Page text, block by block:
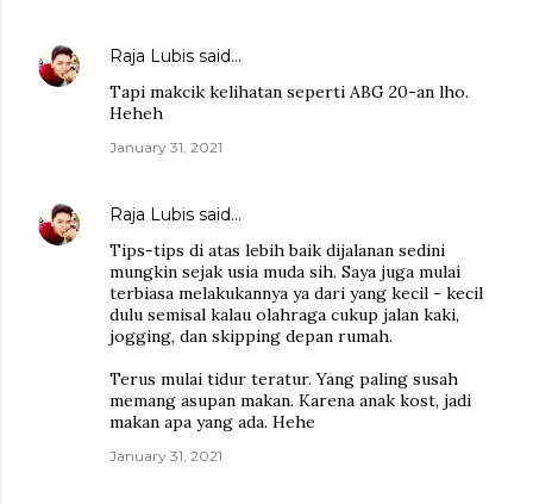
Raja Lubis said…
Tapi makcik kelihatan seperti ABG 20-an lho.
Heheh
January 31, 2021
Raja Lubis said…
Tips-tips di atas lebih baik dijalanan sedini
mungkin sejak usia muda sih. Saya juga mulai
terbiasa melakukannya ya dari yang kecil - kecil
dulu semisal kalau olahraga cukup jalan kaki,
jogging, dan skipping depan rumah.
Terus mulai tidur teratur. Yang paling susah
memang asupan makan. Karena anak kost, jadi
makan apa yang ada. Hehe
January 31, 2021